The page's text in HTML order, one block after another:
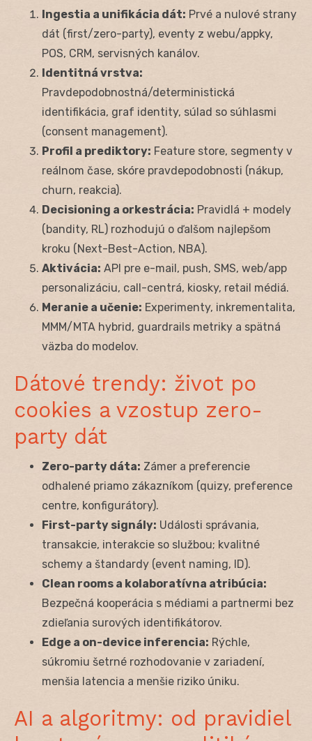
Ingestia a unifikácia dát: Prvé a nulové strany
dát (first/zero-party), eventy z webu/appky,
POS, CRM, servisných kanálov.
Identitná vrstva:
Pravdepodobnostná/deterministická
identifikácia, graf identity, súlad so súhlasmi
(consent management).
Profil a prediktory: Feature store, segmenty v
reálnom čase, skóre pravdepodobnosti (nákup,
churn, reakcia).
Decisioning a orkestrácia: Pravidlá + modely
(bandity, RL) rozhodujú o ďalšom najlepšom
kroku (Next-Best-Action, NBA).
Aktivácia: API pre e-mail, push, SMS, web/app
personalizáciu, call-centrá, kiosky, retail médiá.
Meranie a učenie: Experimenty, inkrementalita,
MMM/MTA hybrid, guardrails metriky a spätná
väzba do modelov.
Dátové trendy: život po
cookies a vzostup zero-
party dát
Zero-party dáta: Zámer a preferencie
odhalené priamo zákazníkom (quizy, preference
centre, konfigurátory).
First-party signály: Události správania,
transakcie, interakcie so službou; kvalitné
schemy a štandardy (event naming, ID).
Clean rooms a kolaboratívna atribúcia:
Bezpečná kooperácia s médiami a partnermi bez
zdieľania surových identifikátorov.
Edge a on-device inferencia: Rýchle,
súkromiu šetrné rozhodovanie v zariadení,
menšia latencia a menšie riziko úniku.
AI a algoritmy: od pravidiel